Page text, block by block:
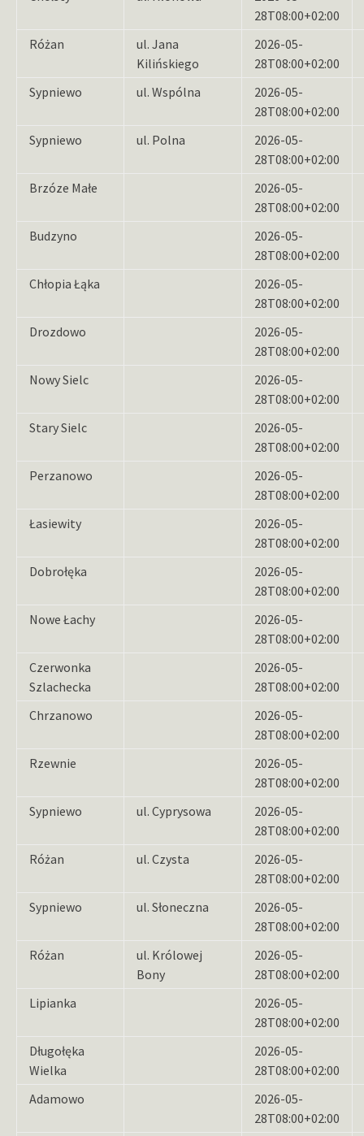
28T08:00+02:00
Różan
ul. Jana
Kilińskiego
2026-05-
28T08:00+02:00
Sypniewo
ul. Wspólna
2026-05-
28T08:00+02:00
Sypniewo
ul. Polna
2026-05-
28T08:00+02:00
Brzóze Małe
2026-05-
28T08:00+02:00
Budzyno
2026-05-
28T08:00+02:00
Chłopia Łąka
2026-05-
28T08:00+02:00
Drozdowo
2026-05-
28T08:00+02:00
Nowy Sielc
2026-05-
28T08:00+02:00
Stary Sielc
2026-05-
28T08:00+02:00
Perzanowo
2026-05-
28T08:00+02:00
Łasiewity
2026-05-
28T08:00+02:00
Dobrołęka
2026-05-
28T08:00+02:00
Nowe Łachy
2026-05-
28T08:00+02:00
Czerwonka
Szlachecka
2026-05-
28T08:00+02:00
Chrzanowo
2026-05-
28T08:00+02:00
Rzewnie
2026-05-
28T08:00+02:00
Sypniewo
ul. Cyprysowa
2026-05-
28T08:00+02:00
Różan
ul. Czysta
2026-05-
28T08:00+02:00
Sypniewo
ul. Słoneczna
2026-05-
28T08:00+02:00
Różan
ul. Królowej
Bony
2026-05-
28T08:00+02:00
Lipianka
2026-05-
28T08:00+02:00
Długołęka
Wielka
2026-05-
28T08:00+02:00
Adamowo
2026-05-
28T08:00+02:00